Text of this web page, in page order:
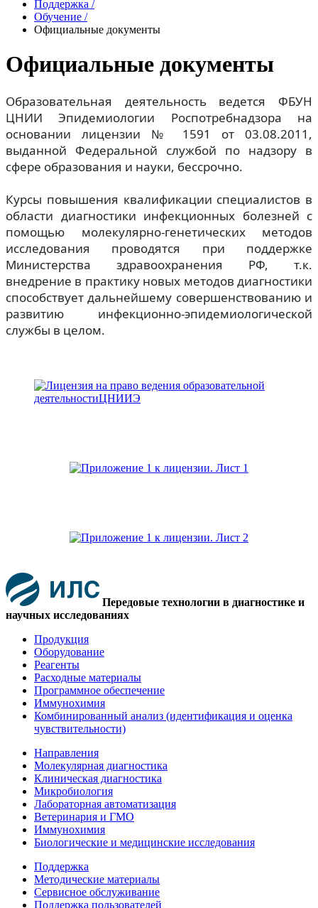
Поддержка /
Обучение /
Официальные документы
Официальные документы
Образовательная деятельность ведется ФБУН
ЦНИИ Эпидемиологии Роспотребнадзора на
основании лицензии № 1591 от 03.08.2011,
выданной Федеральной службой по надзору в
сфере образования и науки, бессрочно.
Курсы повышения квалификации специалистов в
области диагностики инфекционных болезней с
помощью молекулярно-генетических методов
исследования проводятся при поддержке
Министерства здравоохранения РФ, т.к.
внедрение в практику новых методов диагностики
способствует дальнейшему совершенствованию и
развитию инфекционно-эпидемиологической
службы в целом.
Передовые технологии в диагностике и
научных исследованиях
Продукция
Оборудование
Реагенты
Расходные материалы
Программное обеспечение
Иммунохимия
Комбинированный анализ (идентификация и оценка
чувствительности)
Направления
Молекулярная диагностика
Клиническая диагностика
Микробиология
Лабораторная автоматизация
Ветеринария и ГМО
Иммунохимия
Биологические и медицинские исследования
Поддержка
Методические материалы
Сервисное обслуживание
Поддержка пользователей